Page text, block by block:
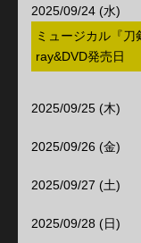
2025/09/24 (水)
ミュージカル『
ray&DVD発売日
2025/09/25 (木)
2025/09/26 (金)
2025/09/27 (土)
2025/09/28 (日)